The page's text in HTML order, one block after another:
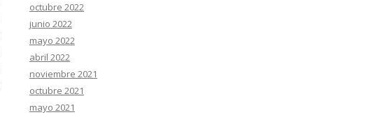
octubre 2022
junio 2022
mayo 2022
abril 2022
noviembre 2021
octubre 2021
mayo 2021